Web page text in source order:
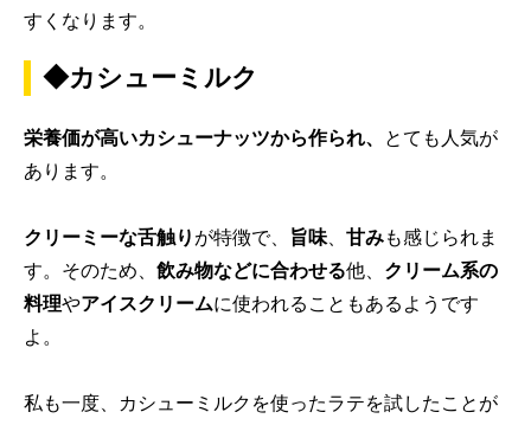
すくなります。
◆カシューミルク
栄養価が高いカシューナッツから作られ、 とても人気が
あります。
クリーミーな舌触り が特徴で、 旨味 甘みも感じられま
す。そのため、 飲み物などに合わせる他、 クリーム系の
料理やアイスクリームに使われることもあるようです
よ。
私も一度、カシューミルクを使ったラテを試したことが